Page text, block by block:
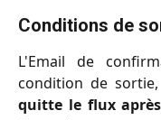
Conditions de
L'Email de
condition de
quitte le flux